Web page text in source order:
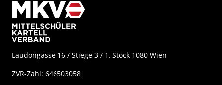
Laudongasse 16 / Stiege 3 / 1. Stock 1080 Wien
ZVR-Zahl: 646503058